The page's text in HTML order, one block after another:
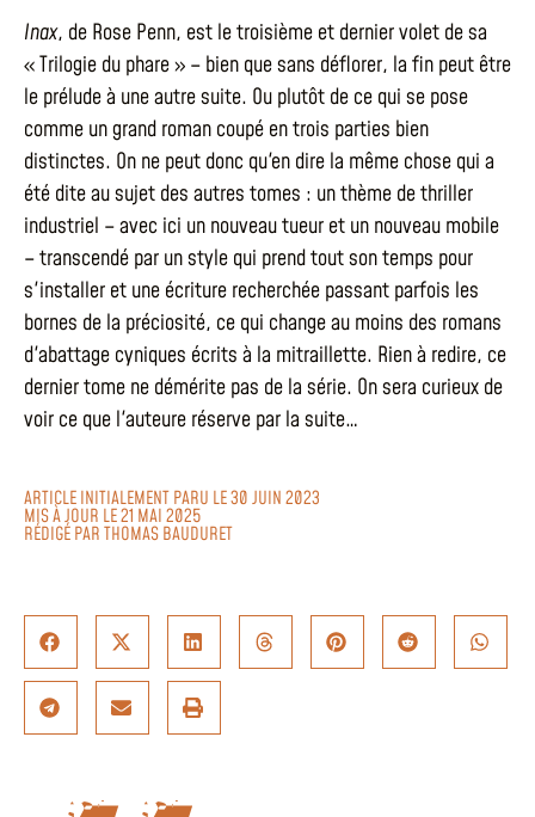
Inax, de Rose Penn, est le troisième et dernier volet de sa
« Trilogie du phare » – bien que sans déflorer, la fin peut être
le prélude à une autre suite. Ou plutôt de ce qui se pose
comme un grand roman coupé en trois parties bien
distinctes. On ne peut donc qu'en dire la même chose qui a
été dite au sujet des autres tomes : un thème de thriller
industriel – avec ici un nouveau tueur et un nouveau mobile
– transcendé par un style qui prend tout son temps pour
s'installer et une écriture recherchée passant parfois les
bornes de la préciosité, ce qui change au moins des romans
d'abattage cyniques écrits à la mitraillette. Rien à redire, ce
dernier tome ne démérite pas de la série. On sera curieux de
voir ce que l'auteure réserve par la suite…
ARTICLE INITIALEMENT PARU LE 30 JUIN 2023
MIS À JOUR LE 21 MAI 2025
RÉDIGÉ PARTHOMAS BAUDURET